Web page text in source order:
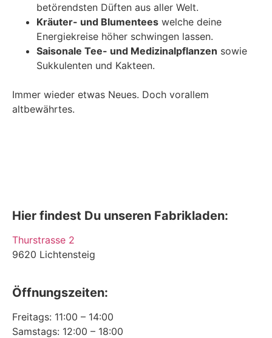
betörendsten Düften aus aller Welt.
Kräuter- und Blumentees welche deine
Energiekreise höher schwingen lassen.
Saisonale Tee- und Medizinalpflanzen sowie
Sukkulenten und Kakteen.
Immer wieder etwas Neues. Doch vorallem
altbewährtes.
Hier findest Du unseren Fabrikladen:
Thurstrasse 2
9620 Lichtensteig
Öffnungszeiten:
Freitags: 11:00 – 14:00
Samstags: 12:00 – 18:00